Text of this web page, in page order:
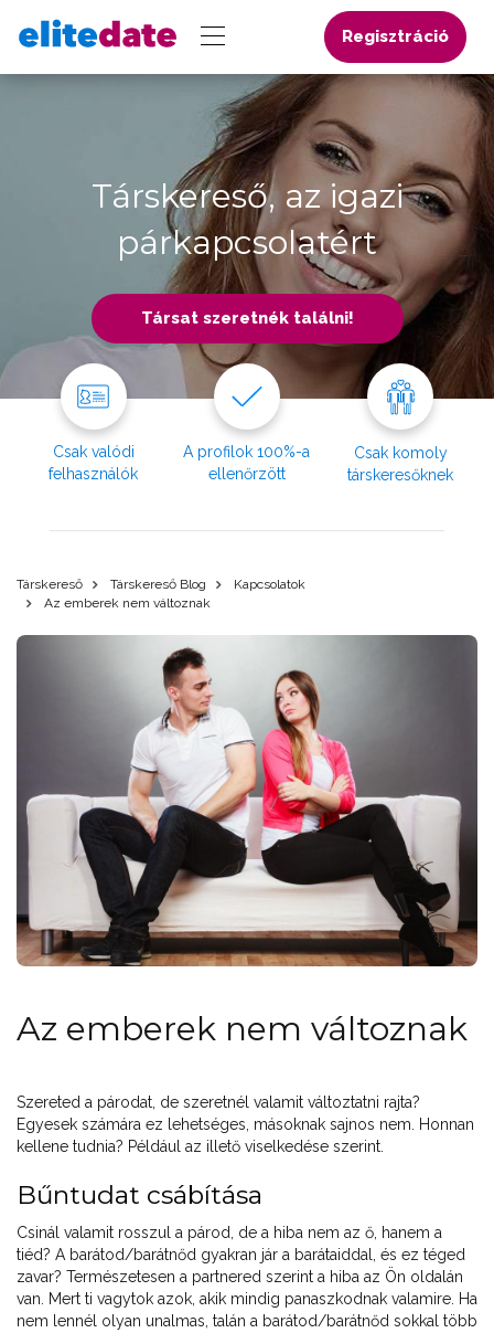
Regisztráció
Társkereső, az igazi
párkapcsolatért
Társat szeretnék találni!
Csak valódi
felhasználók
A profilok 100%-a
ellenőrzött
Csak komoly
társkeresőknek
Társkereső Társkereső Blog
Kapcsolatok
Az emberek nem változnak
Az emberek nem változnak
Szereted a párodat, de szeretnél valamit változtatni rajta?
Egyesek számára ez lehetséges, másoknak sajnos nem. Honnan
kellene tudnia? Például az illető viselkedése szerint.
Bűntudat csábítása
Csinál valamit rosszul a párod, de a hiba nem az ő, hanem a
tiéd? A barátod/barátnőd gyakran jár a barátaiddal, és ez téged
zavar? Természetesen a partnered szerint a hiba az Ön oldalán
van. Mert ti vagytok azok, akik mindig panaszkodnak valamire. Ha
nem lennél olyan unalmas, talán a barátod/barátnőd sokkal több